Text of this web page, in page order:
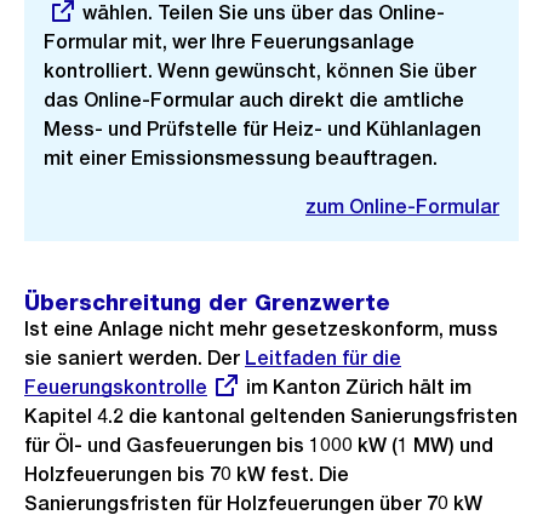
Link:
wählen. Teilen Sie uns über das Online-
Formular mit, wer Ihre Feuerungsanlage
kontrolliert. Wenn gewünscht, können Sie über
das Online-Formular auch direkt die amtliche
Mess- und Prüfstelle für Heiz- und Kühlanlagen
mit einer Emissionsmessung beauftragen.
zum Online-Formular
Überschreitung der Grenzwerte
Ist eine Anlage nicht mehr gesetzeskonform, muss
sie saniert werden. Der Externer
Link:
Leitfaden für die
Feuerungskontrolle
im Kanton Zürich hält im
Kapitel 4.2 die kantonal geltenden Sanierungsfristen
für Öl- und Gasfeuerungen bis 1000 kW (1 MW) und
Holzfeuerungen bis 70 kW fest. Die
Sanierungsfristen für Holzfeuerungen über 70 kW